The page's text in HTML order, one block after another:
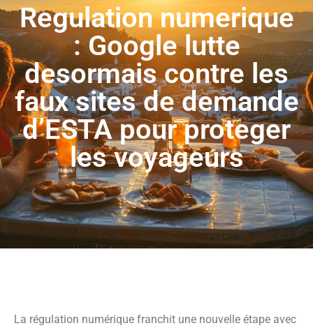
Regulation numerique
: Google lutte
desormais contre les
faux sites de demande
d’ESTA pour proteger
les voyageurs
La régulation numérique franchit une nouvelle étape avec